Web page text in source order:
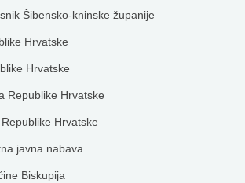
Šibensko-kninske županije
Hrvatske
Hrvatske
Republike Hrvatske
Hrvatske
javna nabava
Biskupija